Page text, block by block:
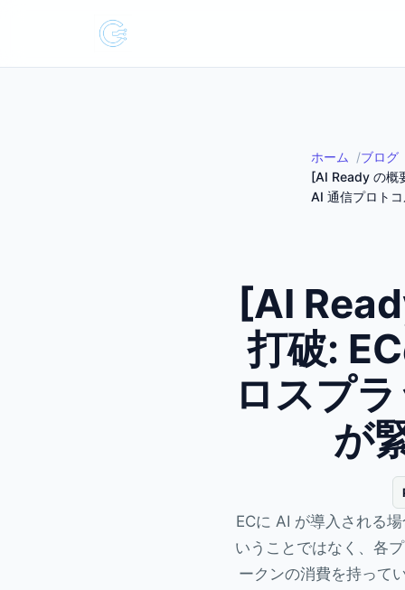
ホーム ブログ
[AI Ready の概
AI 通信プロト
[AI
打破:
ロスプ
が
ECに AI が導入される
いうことではなく、各
ークンの消費を持って